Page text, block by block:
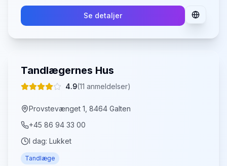
Se detaljer
Tandlægernes Hus
4.9(11 anmeldelser)
Provstevænget 1, 8464 Galten
+45 86 94 33 00
I dag: Lukket
Tandlæge